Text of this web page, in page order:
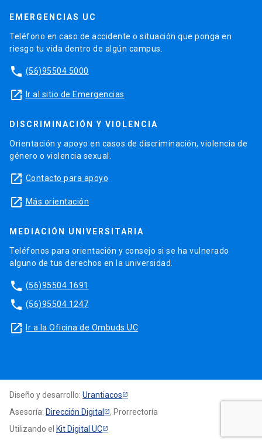
EMERGENCIAS UC
Teléfono en caso de accidente o situación que ponga en
riesgo tu vida dentro de algún campus.
phone (56)95504 5000
launch Ir al sitio de Emergencias
DISCRIMINACIÓN Y VIOLENCIA
Orientación y apoyo en casos de discriminación, violencia de
género o violencia sexual.
launch Contacto para apoyo
launch Más orientación
MEDIACIÓN UNIVERSITARIA
Teléfonos para orientación y consejo si se ha vulnerado
alguno de tus derechos en la universidad.
phone (56)95504 1691
phone (56)95504 1247
launch Ir a la Oficina de Ombuds UC
Diseño y desarrollo: Urantiacos
Asesoría: Dirección Digital
, Prorrectoría
Utilizando el Kit Digital UC